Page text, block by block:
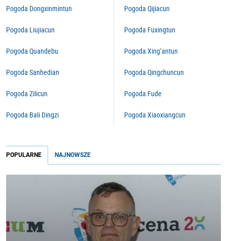
Pogoda Dongxinmintun
Pogoda Liujiacun
Pogoda Quandebu
Pogoda Sanhedian
Pogoda Zilicun
Pogoda Bali Dingzi
Pogoda Qijiacun
Pogoda Fuxingtun
Pogoda Xing’antun
Pogoda Qingchuncun
Pogoda Fude
Pogoda Xiaoxiangcun
POPULARNE NAJNOWSZE